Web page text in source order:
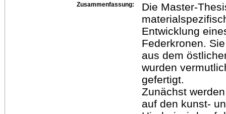
Zusammenfassung:
Die Master-
Entwicklung
Federkronen.
aus dem
wurden
gefertigt.
Zunächst
auf den kunst-